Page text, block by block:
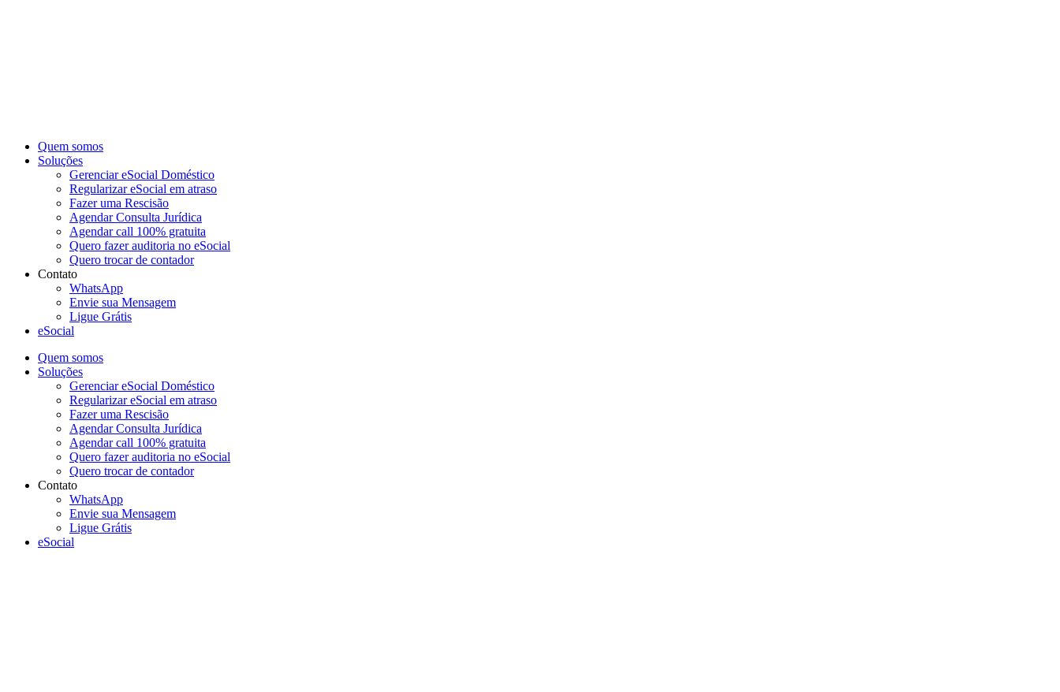
Quem somos
Soluções
Gerenciar eSocial Doméstico
Regularizar eSocial em atraso
Fazer uma Rescisão
Agendar Consulta Jurídica
Agendar call 100% gratuita
Quero fazer auditoria no eSocial
Quero trocar de contador
Contato
WhatsApp
Envie sua Mensagem
Ligue Grátis
eSocial
Quem somos
Soluções
Gerenciar eSocial Doméstico
Regularizar eSocial em atraso
Fazer uma Rescisão
Agendar Consulta Jurídica
Agendar call 100% gratuita
Quero fazer auditoria no eSocial
Quero trocar de contador
Contato
WhatsApp
Envie sua Mensagem
Ligue Grátis
eSocial